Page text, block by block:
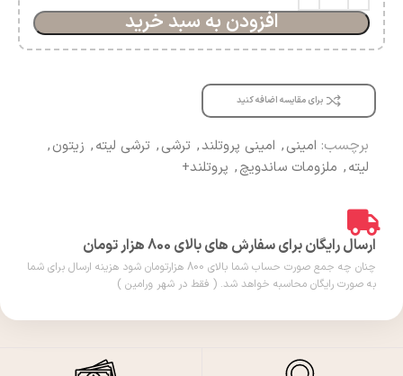
افزودن به سبد خرید
برای مقایسه اضافه کنید
برچسب: امینی, امینی پروتلند, ترشی, ترشی لیته, زیتون,
لیته, ملزومات ساندویچ, پروتلند+
ارسال رایگان برای سفارش های بالای 800 هزار تومان
چنان چه جمع صورت حساب شما بالای 800 هزارتومان شود هزینه ارسال برای شما
به صورت رایگان محاسبه خواهد شد. ( فقط در شهر ورامین )